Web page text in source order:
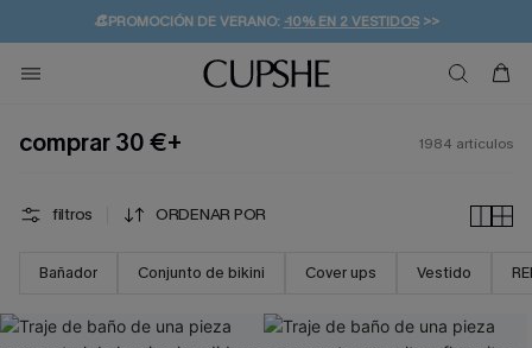
👒PROMOCIÓN DE VERANO:-10% EN 2 VESTIDOS>>
💌¡SUSCRIBIRSE & GANAR -10% EXTRA!
🚚ENVÍO GRATUITO A PARTIR DE 49 € >>
comprar 30 €+ 1984 artículos
filtros ORDENAR POR
Bañador Conjunto de bikini Cover ups Vestido